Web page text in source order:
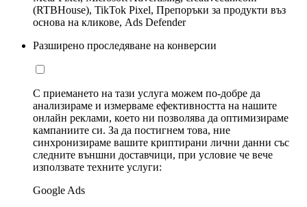
(RTBHouse), TikTok Pixel, Препоръки за продукти въз
основа на кликове, Ads Defender
Разширено проследяване на конверсии
С приемането на тази услуга можем по-добре да
анализираме и измерваме ефективността на нашите
онлайн реклами, което ни позволява да оптимизираме
кампаниите си. За да постигнем това, ние
синхронизираме вашите криптирани лични данни със
следните външни доставчици, при условие че вече
използвате техните услуги:
Google Ads